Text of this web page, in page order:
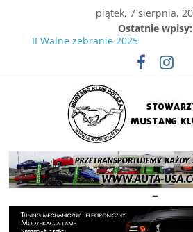
content
piątek, 7 sierpnia,
Ostatnie wpisy:
II Walne zebranie 2025
IV Wielka Gonitwa Mustangów .
XVIII Ogólnopolski Zlot Mustangów
Wielka Gonitwa Stajni Mustangów
III WIelka gonitwa Mustangów 6
Mustang
–